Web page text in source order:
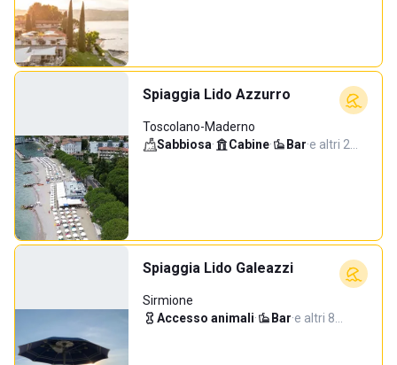
Spiaggia Lido Azzurro
Toscolano-Maderno
Sabbiosa· Cabine· Bar·e altri 2…
Spiaggia Lido Galeazzi
Sirmione
Accesso animali· Bar·e altri 8…